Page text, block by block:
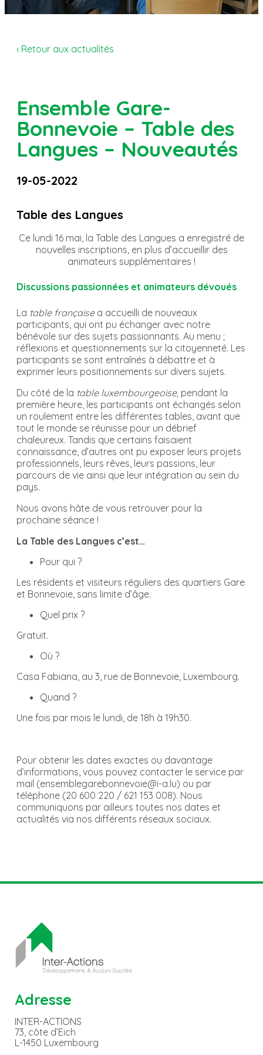
‹ Retour aux actualités
Ensemble Gare-
Bonnevoie – Table des
Langues – Nouveautés
19-05-2022
Table des Langues
Ce lundi 16 mai, la Table des Langues a enregistré de
nouvelles inscriptions, en plus d’accueillir des
animateurs supplémentaires !
Discussions passionnées et animateurs dévoués
La table françaisea accueilli de nouveaux
participants, qui ont pu échanger avec notre
bénévole sur des sujets passionnants. Au menu ;
réflexions et questionnements sur la citoyenneté. Les
participants se sont entraînés à débattre et à
exprimer leurs positionnements sur divers sujets.
Du côté de la table luxembourgeoise, pendant la
première heure, les participants ont échangés selon
un roulement entre les différentes tables, avant que
tout le monde se réunisse pour un débrief
chaleureux. Tandis que certains faisaient
connaissance, d’autres ont pu exposer leurs projets
professionnels, leurs rêves, leurs passions, leur
parcours de vie ainsi que leur intégration au sein du
pays.
Nous avons hâte de vous retrouver pour la
prochaine séance !
La Table des Langues c’est…
Pour qui ?
Les résidents et visiteurs réguliers des quartiers Gare
et Bonnevoie, sans limite d’âge.
Quel prix ?
Gratuit.
Où ?
Casa Fabiana, au 3, rue de Bonnevoie, Luxembourg.
Quand ?
Une fois par mois le lundi, de 18h à 19h30.
Pour obtenir les dates exactes ou davantage
d’informations, vous pouvez contacter le service par
mail (ensemblegarebonnevoie@i-a.lu) ou par
téléphone (20 600 220 / 621 153 008). Nous
communiquons par ailleurs toutes nos dates et
actualités via nos différents réseaux sociaux.
Adresse
INTER-ACTIONS
73, côte d’Eich
L-1450 Luxembourg